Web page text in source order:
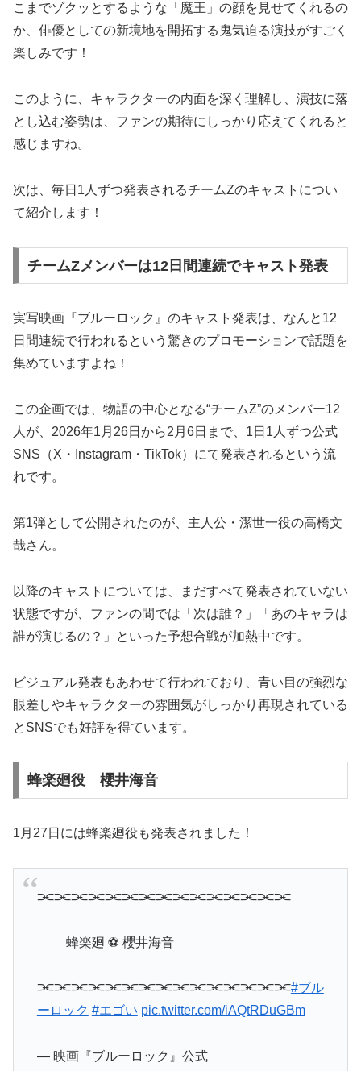
こまでゾクッとするような「魔王」の顔を見せてくれるの
か、俳優としての新境地を開拓する鬼気迫る演技がすごく
楽しみです！
このように、キャラクターの内面を深く理解し、演技に落
とし込む姿勢は、ファンの期待にしっかり応えてくれると
感じますね。
次は、毎日1人ずつ発表されるチームZのキャストについ
て紹介します！
チームZメンバーは12日間連続でキャスト発表
実写映画『ブルーロック』のキャスト発表は、なんと12
日間連続で行われるという驚きのプロモーションで話題を
集めていますよね！
この企画では、物語の中心となる“チームZ”のメンバー12
人が、2026年1月26日から2月6日まで、1日1人ずつ公式
SNS（X・Instagram・TikTok）にて発表されるという流
れです。
第1弾として公開されたのが、主人公・潔世一役の高橋文
哉さん。
以降のキャストについては、まだすべて発表されていない
状態ですが、ファンの間では「次は誰？」「あのキャラは
誰が演じるの？」といった予想合戦が加熱中です。
ビジュアル発表もあわせて行われており、青い目の強烈な
眼差しやキャラクターの雰囲気がしっかり再現されている
とSNSでも好評を得ています。
蜂楽廻役 櫻井海音
1月27日には蜂楽廻役も発表されました！
⫘⫘⫘⫘⫘⫘⫘⫘⫘⫘⫘⫘⫘⫘⫘
蜂楽廻 ⚽ 櫻井海音
⫘⫘⫘⫘⫘⫘⫘⫘⫘⫘⫘⫘⫘⫘⫘#ブル
ーロック #エゴい pic.twitter.com/iAQtRDuGBm
— 映画『ブルーロック』公式